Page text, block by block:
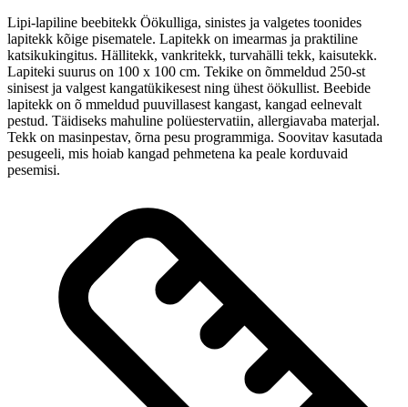
Lipi-lapiline beebitekk Öökulliga, sinistes ja valgetes toonides
lapitekk kõige pisematele. Lapitekk on imearmas ja praktiline
katsikukingitus. Hällitekk, vankritekk, turvahälli tekk, kaisutekk.
Lapiteki suurus on 100 x 100 cm. Tekike on õmmeldud 250-st
sinisest ja valgest kangatükikesest ning ühest öökullist. Beebide
lapitekk on õ mmeldud puuvillasest kangast, kangad eelnevalt
pestud. Täidiseks mahuline polüestervatiin, allergiavaba materjal.
Tekk on masinpestav, õrna pesu programmiga. Soovitav kasutada
pesugeeli, mis hoiab kangad pehmetena ka peale korduvaid
pesemisi.